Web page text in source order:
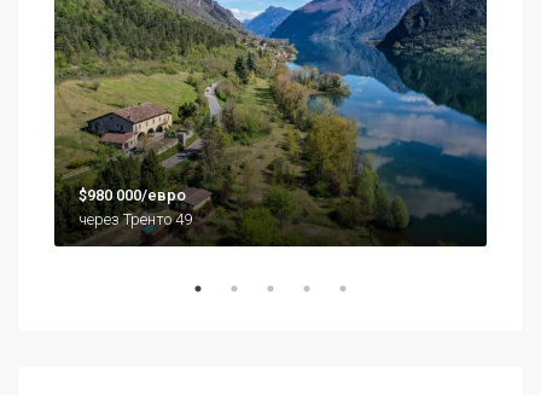
$980 000/евро
через Тренто 49